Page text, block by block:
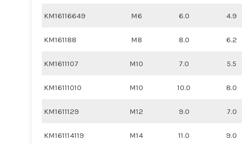
KM16116649 M6 6.0 4.9
KM161188 M8 8.0 6.2
KM1611107 M10 7.0 5.5
KM16111010 M10 10.0 8.0
KM1611129 M12 9.0 7.0
KM161114119 M14 11.0 9.0